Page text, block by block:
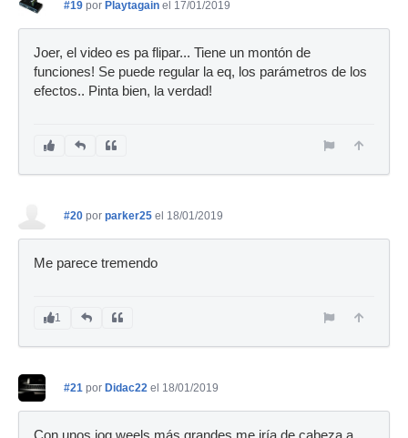
#19 por Playtagain el 17/01/2019
Joer, el video es pa flipar... Tiene un montón de
funciones! Se puede regular la eq, los parámetros de los
efectos.. Pinta bien, la verdad!
#20 por parker25 el 18/01/2019
Me parece tremendo
1
#21 por Didac22 el 18/01/2019